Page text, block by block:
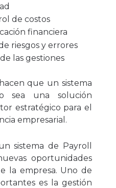
de costos
financiera
riesgos y errores
las gestiones
que un sistema
sea una solución
estratégico para el
empresarial.
sistema de Payroll
oportunidades
la empresa. Uno de
es la gestión